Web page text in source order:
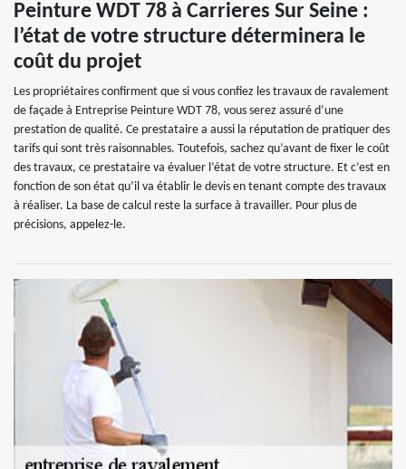
Peinture WDT 78 à Carrieres Sur Seine :
l’état de votre structure déterminera le
coût du projet
Les propriétaires confirment que si vous confiez les travaux de ravalement
de façade à Entreprise Peinture WDT 78, vous serez assuré d’une
prestation de qualité. Ce prestataire a aussi la réputation de pratiquer des
tarifs qui sont très raisonnables. Toutefois, sachez qu’avant de fixer le coût
des travaux, ce prestataire va évaluer l’état de votre structure. Et c’est en
fonction de son état qu’il va établir le devis en tenant compte des travaux
à réaliser. La base de calcul reste la surface à travailler. Pour plus de
précisions, appelez-le.